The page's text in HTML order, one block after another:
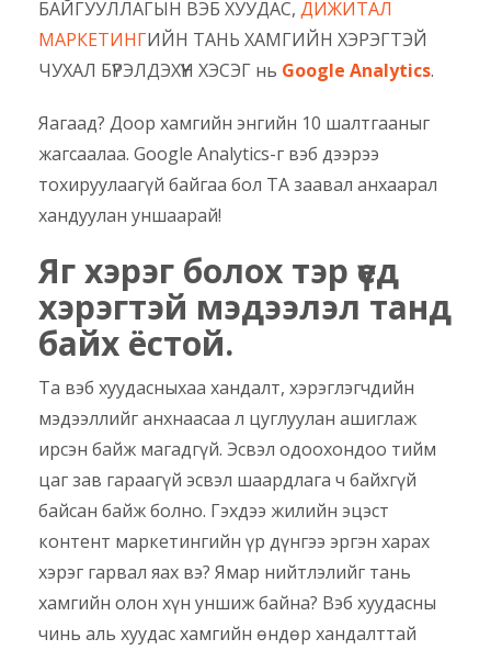
БАЙГУУЛЛАГЫН ВЭБ ХУУДАС, ДИЖИТАЛ
МАРКЕТИНГИЙН ТАНЬ ХАМГИЙН ХЭРЭГТЭЙ
ЧУХАЛ БҮРЭЛДЭХҮҮН ХЭСЭГ нь Google Analytics.
Яагаад? Доор хамгийн энгийн 10 шалтгааныг
жагсаалаа. Google Analytics-г вэб дээрээ
тохируулаагүй байгаа бол ТА заавал анхаарал
хандуулан уншаарай!
Яг хэрэг болох тэр үед
хэрэгтэй мэдээлэл танд
байх ёстой.
Та вэб хуудасныхаа хандалт, хэрэглэгчдийн
мэдээллийг анхнаасаа л цуглуулан ашиглаж
ирсэн байж магадгүй. Эсвэл одоохондоо тийм
цаг зав гараагүй эсвэл шаардлага ч байхгүй
байсан байж болно. Гэхдээ жилийн эцэст
контент маркетингийн үр дүнгээ эргэн харах
хэрэг гарвал яах вэ? Ямар нийтлэлийг тань
хамгийн олон хүн уншиж байна? Вэб хуудасны
чинь аль хуудас хамгийн өндөр хандалттай